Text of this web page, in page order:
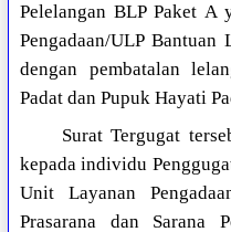
Pelelangan BLP Paket A
Pengadaan/ULP
dengan pembatalan
Padat dan Pupuk Hayati
Surat Tergugat
kepada individu
Unit Layanan
Prasarana dan Sarana